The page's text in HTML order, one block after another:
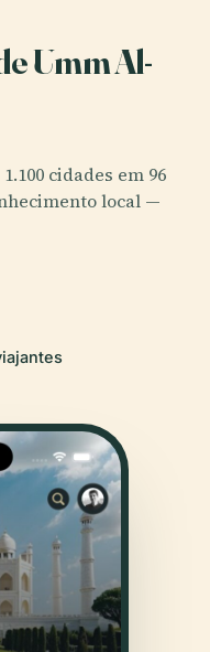
Umm Al-
cidades em 96
local —